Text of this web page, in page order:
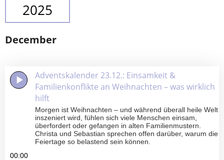
2025
December
Adventskalender 23.12.: Einsamkeit &
Familienkonflikte an Weihnachten – was wirklich
hilft
Morgen ist Weihnachten – und während überall heile Welt
inszeniert wird, fühlen sich viele Menschen einsam,
überfordert oder gefangen in alten Familienmustern.
Christa und Sebastian sprechen offen darüber, warum die
Feiertage so belastend sein können.
00:00